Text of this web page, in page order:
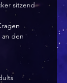
sitzend
an den